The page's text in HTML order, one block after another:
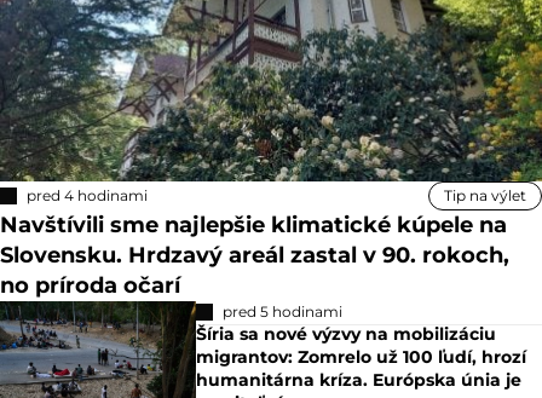
pred 4 hodinami Tip na výlet
Navštívili sme najlepšie klimatické kúpele na
Slovensku. Hrdzavý areál zastal v 90. rokoch,
no príroda očarí
pred 5 hodinami
Šíria sa nové výzvy na mobilizáciu
migrantov: Zomrelo už 100 ľudí, hrozí
humanitárna kríza. Európska únia je